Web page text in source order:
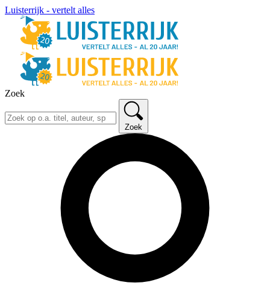
Luisterrijk - vertelt alles
Zoek
Zoek